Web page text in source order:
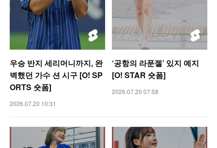
우승 반지 세리머니까지, 완
벽했던 가수 션 시구 [O! SP
ORTS 숏폼]
2026.07.20 10:31
‘공항의 라푼젤’ 있지 예지
[O! STAR 숏폼]
2026.07.20 07:58